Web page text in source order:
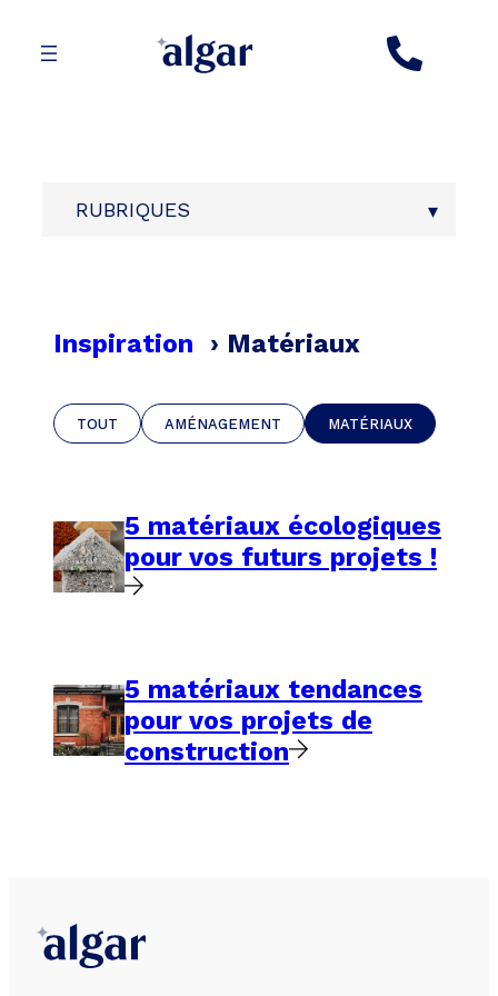
RUBRIQUES
Inspiration › Matériaux
TOUT AMÉNAGEMENT MATÉRIAUX
5 matériaux écologiques
pour vos futurs projets !
5 matériaux tendances
pour vos projets de
construction